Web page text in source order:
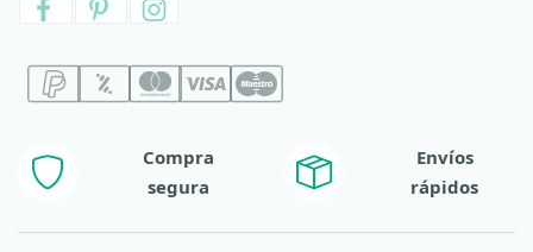
Compra
segura
Envíos
rápidos